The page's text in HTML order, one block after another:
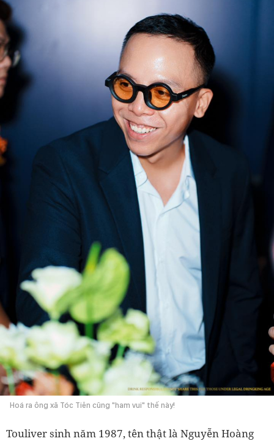
Hoá ra ông xã Tóc Tiên cũng "ham vui" thế này!
Touliver sinh năm 1987, tên thật là Nguyễn Hoàng